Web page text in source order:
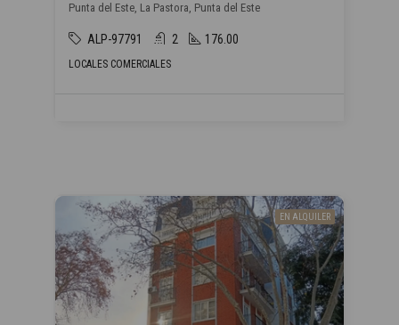
Punta del Este, La Pastora, Punta del Este
ALP-97791 2 176.00
LOCALES COMERCIALES
EN ALQUILER